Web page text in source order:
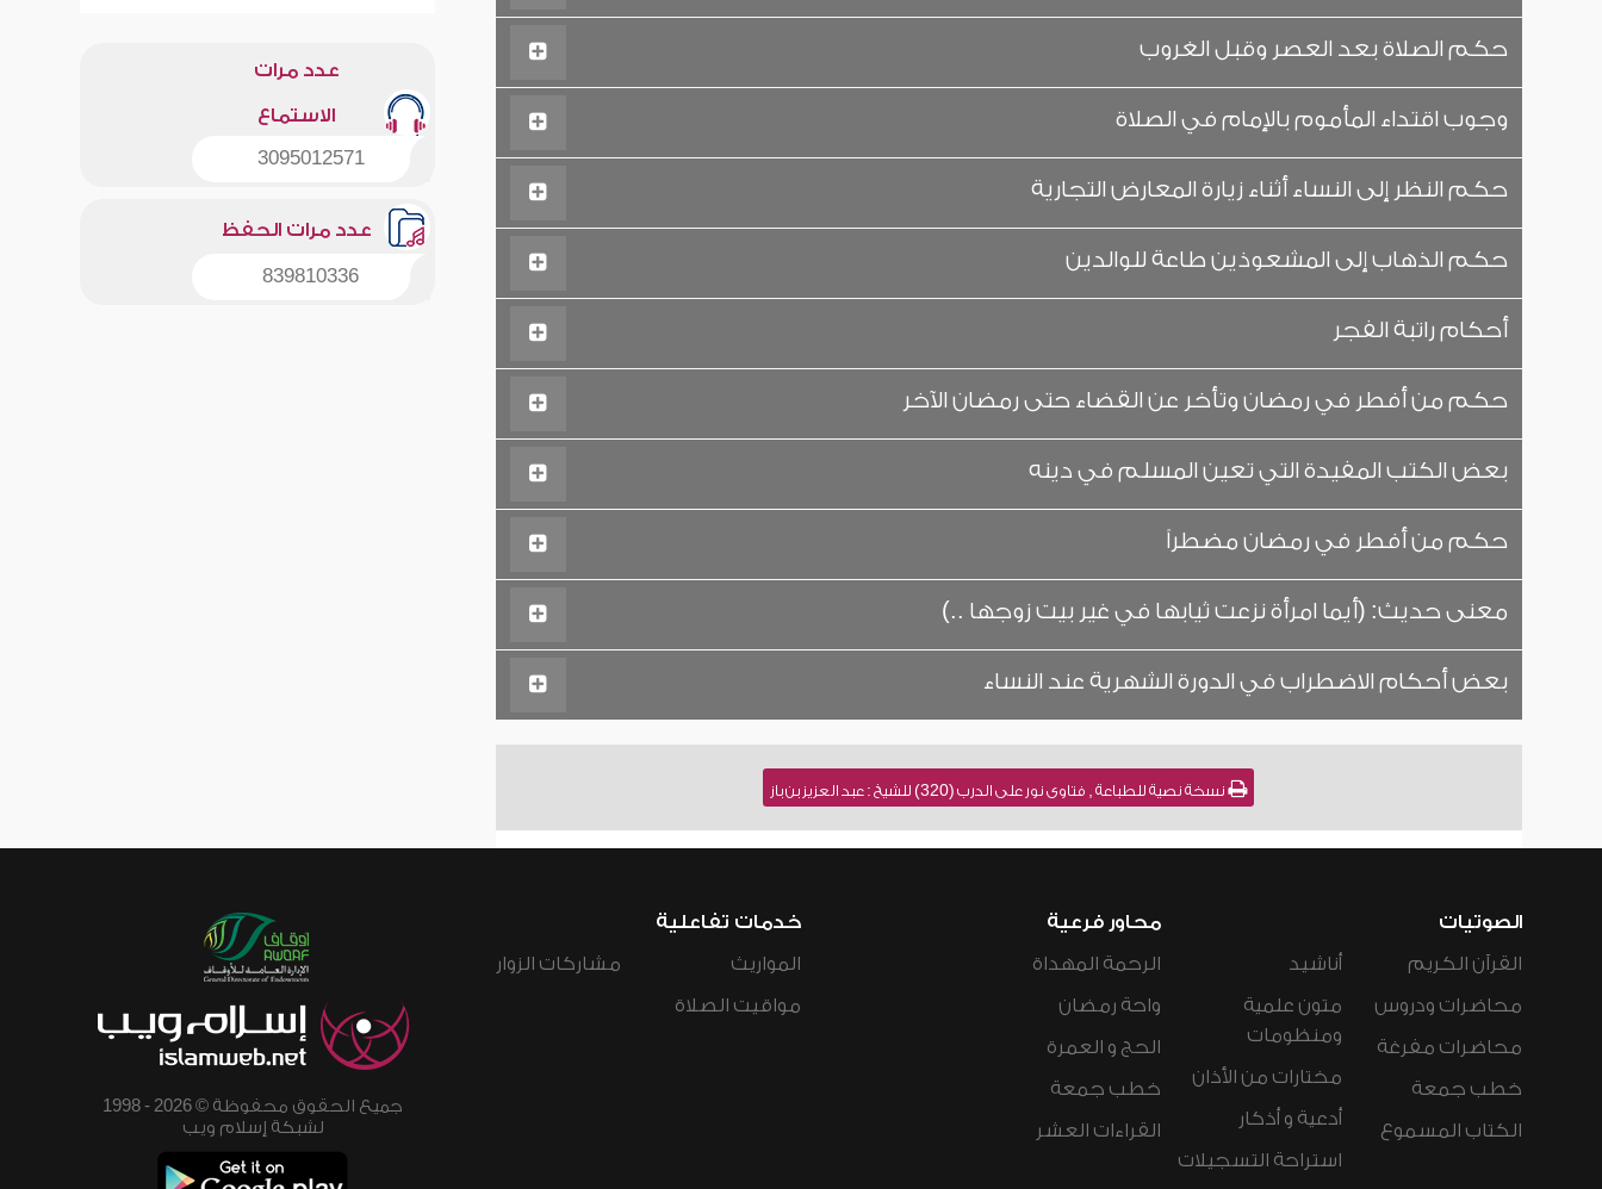
حكم الصلاة بعد العصر وقبل الغروب
وجوب اقتداء المأموم بالإمام في الصلاة
حكم النظر إلى النساء أثناء زيارة المعارض التجارية
حكم الذهاب إلى المشعوذين طاعة للوالدين
أحكام راتبة الفجر
حكم من أفطر في رمضان وتأخر عن القضاء حتى رمضان الآخر
بعض الكتب المفيدة التي تعين المسلم في دينه
حكم من أفطر في رمضان مضطراً
معنى حديث: (أيما امرأة نزعت ثيابها في غير بيت زوجها ..)
بعض أحكام الاضطراب في الدورة الشهرية عند النساء
نسخة نصية للطباعة , فتاوى نور على الدرب (320) للشيخ : عبد العزيز بن باز
عدد مرات
الاستماع
3095012571
عدد مرات الحفظ
839810336
الصوتيات
القرآن الكريم
محاضرات ودروس
محاضرات مفرغة
خطب جمعة
الكتاب المسموع
أناشيد
متون علمية
ومنظومات
مختارات من الأذان
أدعية و أذكار
استراحة التسجيلات
محاور فرعية
الرحمة المهداة
واحة رمضان
الحج و العمرة
خطب جمعة
القراءات العشر
خدمات تفاعلية
المواريث
مواقيت الصلاة
مشاركات الزوار
جميع الحقوق محفوظة © 2026 - 1998
لشبكة إسلام ويب